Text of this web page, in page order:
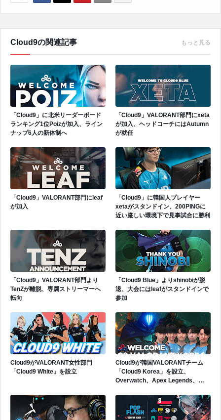
Cloud9の関連記事 もっと見る
「Cloud9」に北米リーダーボード
ランキング1位Poizが加入、ライン
ナップ6人の新体制へ
「Cloud9」VALORANT部門にxeta
が加入、ヘッドコーチにはAutumn
が就任
「Cloud9」VALORANT部門にleaf
が加入
「Cloud9」に韓国人プレイヤー
xetaがスタンドイン、200PINGに
近い厳しい環境下で見事試合に勝利
「Cloud9」VALORANT部門より
TenZが離脱、専属ストリーマーへ
転向
「Cloud9 Blue」よりshinobiが脱
退、大会にはleafがスタンドインで
参加
Cloud9がVALORANT女性部門
「Cloud9 White」を設立
Cloud9が韓国VALORANTチーム
「Cloud9 Korea」を設立、
Overwatch、Apex Legends、
入